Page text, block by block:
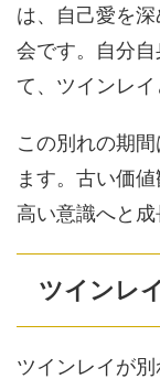
は、自己愛を
会です。自分
て、ツインレイ
この別れの期
ます。古い価
高い意識へと成
ツインレ
ツインレイが